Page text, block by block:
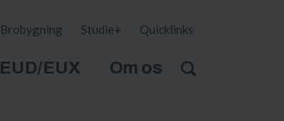
Brobygning Studie+ Quicklinks
EUD/EUX Om os